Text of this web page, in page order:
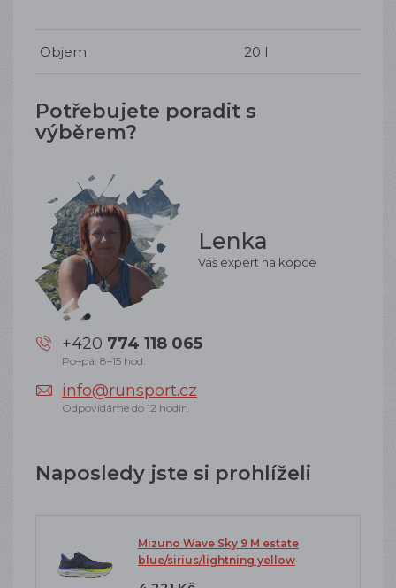
Objem 20 l
Potřebujete poradit s
výběrem?
Lenka
Váš expert na kopce
+420 774 118 065
Po–pá: 8–15 hod.
info@runsport.cz
Odpovídáme do 12 hodin
Naposledy jste si prohlíželi
Mizuno Wave Sky 9 M estate
blue/sirius/lightning yellow